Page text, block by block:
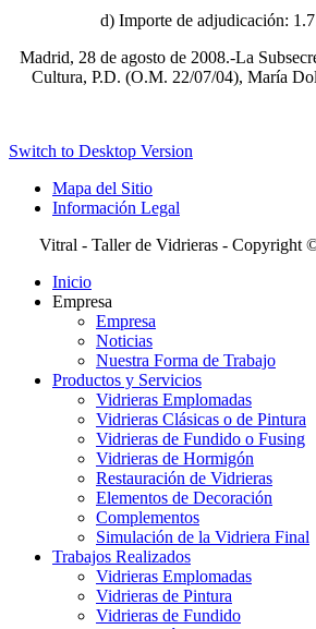
d) Importe de adjudicación:
Madrid, 28 de agosto de 2008.-La
Cultura, P.D. (O.M. 22/07/04), María
Switch to Desktop Version
Mapa del Sitio
Información Legal
Vitral - Taller de Vidrieras - Copyright
Inicio
Empresa
Empresa
Noticias
Nuestra Forma de Trabajo
Productos y Servicios
Vidrieras Emplomadas
Vidrieras Clásicas o de Pintura
Vidrieras de Fundido o Fusing
Vidrieras de Hormigón
Restauración de Vidrieras
Elementos de Decoración
Complementos
Simulación de la Vidriera Final
Trabajos Realizados
Vidrieras Emplomadas
Vidrieras de Pintura
Vidrieras de Fundido